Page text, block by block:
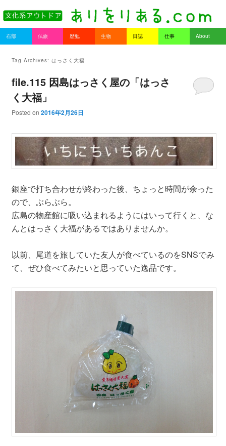
Main menu
Skip to primary content
Skip to secondary content
石部 仏旅 歴勉 生物 日誌 仕事 About
Tag Archives: はっさく大福
file.115 因島はっさく屋の「はっさ
く大福」
Posted on 2016年2月26日
銀座で打ち合わせが終わった後、ちょっと時間が余った
ので、ぶらぶら。
広島の物産館に吸い込まれるようにはいって行くと、な
んとはっさく大福があるではありませんか。
以前、尾道を旅していた友人が食べているのをSNSでみ
て、ぜひ食べてみたいと思っていた逸品です。